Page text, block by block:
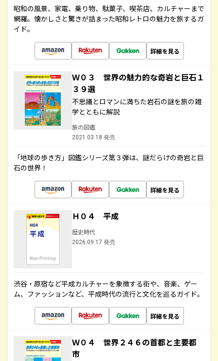
昭和の風景、家電、乗り物、駄菓子、喫茶店、カルチャーまで
網羅。懐かしさと驚きが詰まった昭和レトロの魅力を旅するガ
イド。
詳細を見る
Ｗ０３ 世界の魅力的な奇岩と巨石１
３９選
不思議とロマンに満ちた岩石の謎を旅の雑
学とともに解説
旅の図鑑
2021.03.18 発売
「地球の歩き方」図鑑シリーズ第３弾は、謎だらけの奇岩と巨
石の世界！
詳細を見る
Ｈ０４ 平成
歴史時代
2026.09.17 発売
渋谷・原宿など平成カルチャーを象徴する街や、音楽、ゲー
ム、ファッションなど、平成時代の流行と文化を巡るガイド。
詳細を見る
Ｗ０４ 世界２４６の首都と主要都
市